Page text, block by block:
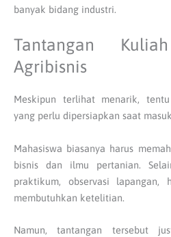
banyak bidang industri.
Tantangan
Agribisnis
Meskipun terlihat menarik,
yang perlu dipersiapkan saat
Mahasiswa biasanya harus
bisnis dan ilmu pertanian.
praktikum, observasi lapangan,
membutuhkan ketelitian.
Namun, tantangan tersebut